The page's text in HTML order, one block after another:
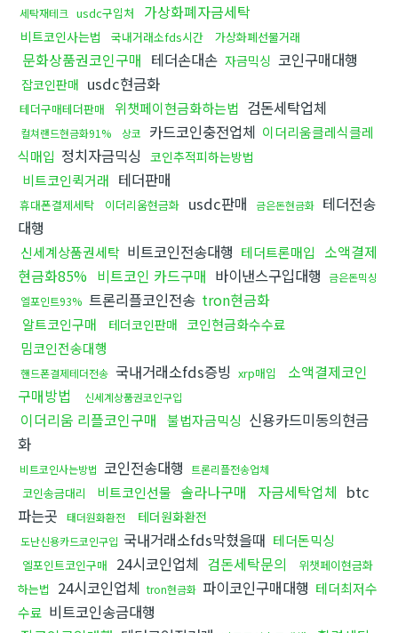
세탁재테크 usdc구입처 가상화폐자금세탁
비트코인사는법 국내거래소fds시간 가상화폐선물거래
문화상품권코인구매 테더손대손 자금믹싱 코인구매대행
잡코인판매 usdc현금화
테더구매테더판매 위챗페이현금화하는법 검돈세탁업체
컬쳐랜드현금화91% 상코 카드코인충전업체 이더리움클레식클레
식매입 정치자금믹싱 코인추적피하는방법
비트코인퀵거래 테더판매
휴대폰결제세탁 이더리움현금화 usdc판매 금은돈현금화 테더전송
대행
신세계상품권세탁 비트코인전송대행 테더트론매입
소액결제
현금화85% 비트코인 카드구매 바이낸스구입대행
금은돈믹싱
엘포인트93% 트론리플코인전송 tron현금화
알트코인구매 테더코인판매 코인현금화수수료
밈코인전송대행
핸드폰결제테더전송 국내거래소fds증빙 xrp매입
소액결제코인
구매방법
신세계상품권코인구입
이더리움 리플코인구매 불법자금믹싱 신용카드미동의현금
화
비트코인사는방법 코인전송대행 트론리플전송업체
코인송금대리 비트코인선물 솔라나구매 자금세탁업체 btc
파는곳
태더원화환전 테더원화환전
도난신용카드코인구입 국내거래소fds막혔을때 테더돈믹싱
엘포인트코인구매 24시코인업체 검돈세탁문의
위챗페이현금화
하는법
24시코인업체 tron현금화 파이코인구매대행 테더최저수
수료 비트코인송금대행